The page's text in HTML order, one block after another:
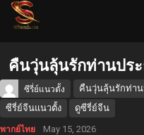
คืนวุ่นลุ้นรักท่านปร
ซีรี่ย์แนวตั้ง คืนวุ่นลุ้นรักท่า
ซีรี่ย์จีนแนวตั้ง
ดูซีรี่ย์จีน
พากย์ไทย May 15, 2026